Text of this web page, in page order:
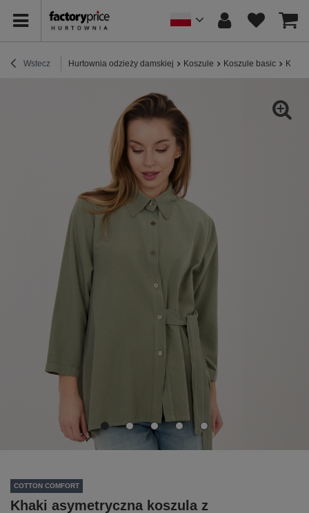
Wstecz Hurtownia odzieży damskiej Koszule Koszule basic Khaki
COTTON COMFORT
Khaki asymetryczna koszula z